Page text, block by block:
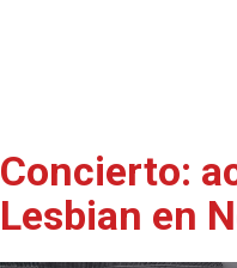
Concierto:
Lesbian en